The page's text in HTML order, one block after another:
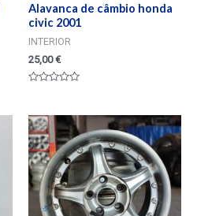
Alavanca de câmbio honda
civic 2001
INTERIOR
25,00€
de
5